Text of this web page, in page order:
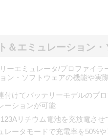
＆エミュレーション
ーエミュレータ/プロファイ
ン・ソフトウェアの機能や実
付けてバッテリーモデルのプ
ーションが可能
リチウム電池を充放電さ
レータモードで充電率を50%